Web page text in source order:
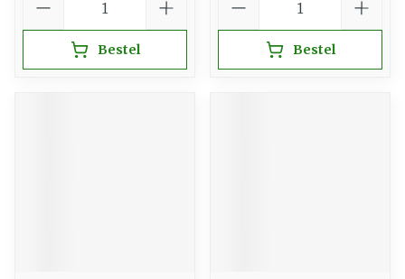
Bestel Bestel